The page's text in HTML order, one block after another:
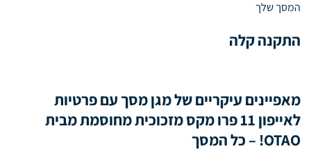
המסך שלך
התקנה קלה
מאפיינים עיקריים של מגן מסך עם פרטיות
לאייפון 11 פרו מקס מזכוכית מחוסמת מבית
OTAO! – כל המסך